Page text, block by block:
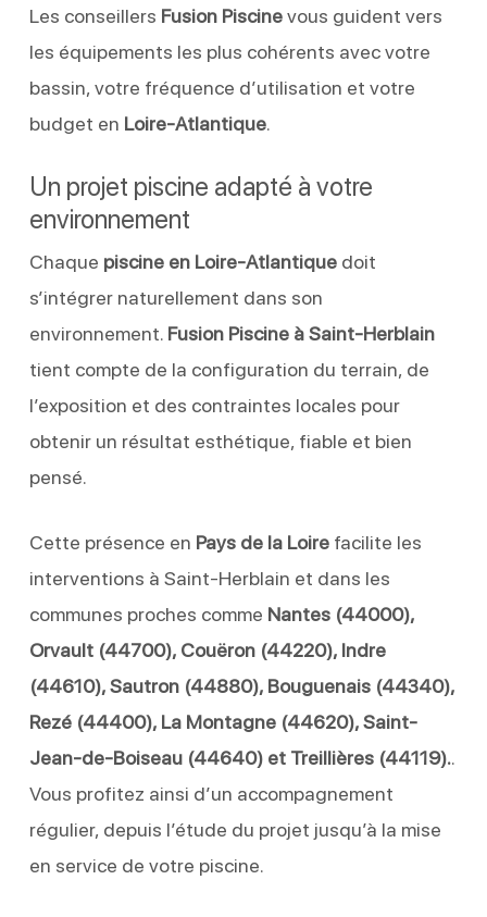
Les conseillers Fusion Piscinevous guident vers
les équipements les plus cohérents avec votre
bassin, votre fréquence d’utilisation et votre
budget en Loire-Atlantique.
Un projet piscine adapté à votre
environnement
Chaque piscine en Loire-Atlantiquedoit
s’intégrer naturellement dans son
environnement. Fusion Piscine à Saint-Herblain
tient compte de la configuration du terrain, de
l’exposition et des contraintes locales pour
obtenir un résultat esthétique, fiable et bien
pensé.
Cette présence en Pays de la Loirefacilite les
interventions à Saint-Herblain et dans les
communes proches comme Nantes (44000),
Orvault (44700), Couëron (44220), Indre
(44610), Sautron (44880), Bouguenais (44340),
Rezé (44400), La Montagne (44620), Saint-
Jean-de-Boiseau (44640) et Treillières (44119)..
Vous profitez ainsi d’un accompagnement
régulier, depuis l’étude du projet jusqu’à la mise
en service de votre piscine.